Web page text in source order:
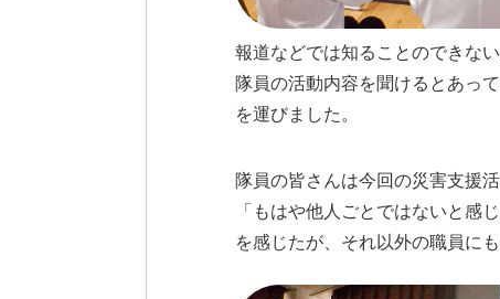
報道などでは知ることのできな
隊員の活動内容を聞けるとあっ
を運びました。
隊員の皆さんは今回の災害支援
「もはや他人ごとではないと感
を感じたが、それ以外の職員に